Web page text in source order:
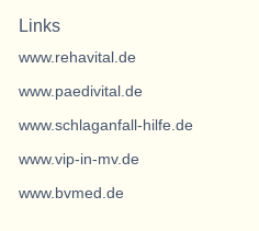
Links
www.rehavital.de
www.paedivital.de
www.schlaganfall-hilfe.de
www.vip-in-mv.de
www.bvmed.de